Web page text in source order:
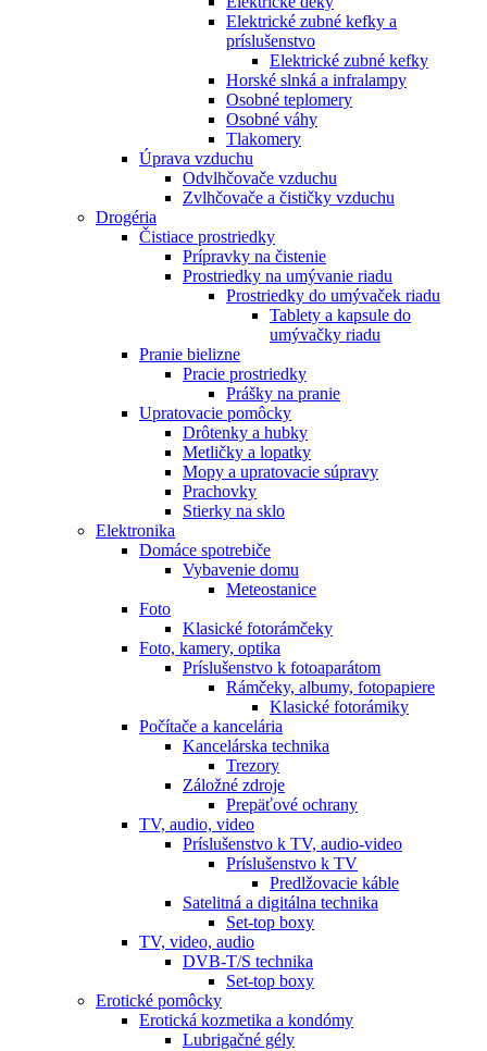
Elektrické zubné kefky a
príslušenstvo
Elektrické zubné kefky
Horské slnká a infralampy
Osobné teplomery
Osobné váhy
Tlakomery
Úprava vzduchu
Odvlhčovače vzduchu
Zvlhčovače a čističky vzduchu
Drogéria
Čistiace prostriedky
Prípravky na čistenie
Prostriedky na umývanie riadu
Prostriedky do umývaček riadu
Tablety a kapsule do
umývačky riadu
Pranie bielizne
Pracie prostriedky
Prášky na pranie
Upratovacie pomôcky
Drôtenky a hubky
Metličky a lopatky
Mopy a upratovacie súpravy
Prachovky
Stierky na sklo
Elektronika
Domáce spotrebiče
Vybavenie domu
Meteostanice
Foto
Klasické fotorámčeky
Foto, kamery, optika
Príslušenstvo k fotoaparátom
Rámčeky, albumy, fotopapiere
Klasické fotorámiky
Počítače a kancelária
Kancelárska technika
Trezory
Záložné zdroje
Prepäťové ochrany
TV, audio, video
Príslušenstvo k TV, audio-video
Príslušenstvo k TV
Predlžovacie káble
Satelitná a digitálna technika
Set-top boxy
TV, video, audio
DVB-T/S technika
Set-top boxy
Erotické pomôcky
Erotická kozmetika a kondómy
Lubrigačné gély